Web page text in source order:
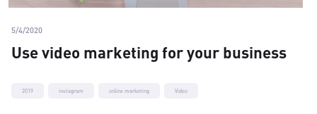
2019 instagram online marketing Video
5/4/2020
Use video marketing for your business